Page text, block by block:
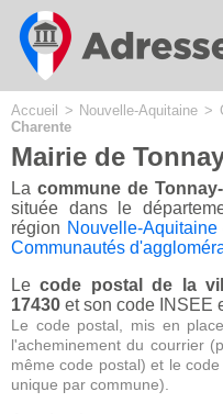
Accueil > Nouvelle-Aquitaine >
Charente
Mairie de
La commune de
située dans le
région Nouvelle-Aquitaine
Communautés
Lecode postal de la
17430 et son code INSEE
Le code postal, mis en
l'acheminement du courrier
même code postal) et le
unique par commune).
Cookies management panel